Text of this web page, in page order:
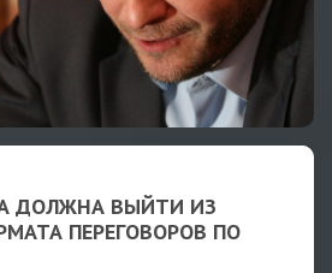
ДОЛЖНА ВЫЙТИ ИЗ
ПЕРЕГОВОРОВ ПО